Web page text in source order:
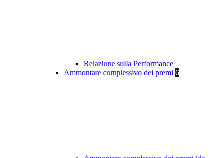
Relazione sulla Performance
Ammontare complessivo dei premi 6